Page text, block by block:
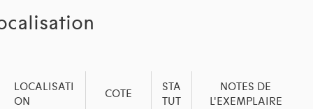
LOCALISATI
ON
COTE
STA
TUT
NOTES DE
L'EXEMPLAIRE